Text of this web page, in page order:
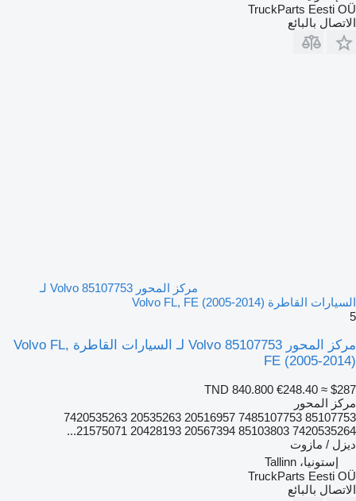
TruckParts Eesti OÜ
الاتصال بالبائع
مركز المحور Volvo 85107753 لـ
السيارات القاطرة Volvo FL, FE (2005-2014)
5
مركز المحور Volvo 85107753 لـ السيارات القاطرة Volvo FL,
FE (2005-2014)
TND 840.800 €248.40 ≈ $287
مركز المحور
85107753 7485107753 20516957 20535263 7420535263
7420535264 85103803 20567394 20428193 21575071...
ديزل / مازوت
إستونيا، Tallinn
TruckParts Eesti OÜ
الاتصال بالبائع